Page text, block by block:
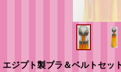
エジプト製ブラ＆ベルトセ